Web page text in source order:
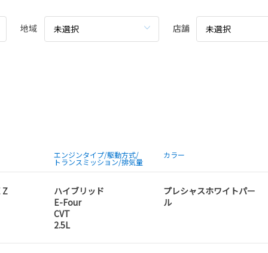
地域 未選択 店舗 未選択
エンジンタイプ/駆動方式/
トランスミッション/排気量
カラー
Z
ハイブリッド
E-Four
CVT
2.5L
プレシャスホワイトパー
ル